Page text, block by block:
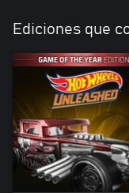
Ediciones que